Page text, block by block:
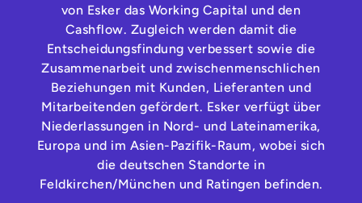
von Esker das Working Capital und den
Cashflow. Zugleich werden damit die
Entscheidungsfindung verbessert sowie die
Zusammenarbeit und zwischenmenschlichen
Beziehungen mit Kunden, Lieferanten und
Mitarbeitenden gefördert. Esker verfügt über
Niederlassungen in Nord- und Lateinamerika,
Europa und im Asien-Pazifik-Raum, wobei sich
die deutschen Standorte in
Feldkirchen/München und Ratingen befinden.